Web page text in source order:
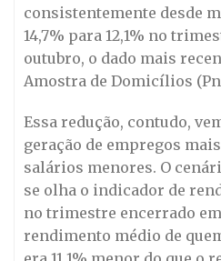
consistentemente desde
14,7% para 12,1% no
outubro, o dado mais
Amostra de Domicílios
Essa redução, contudo,
geração de empregos
salários menores. O
se olha o indicador de
no trimestre encerrado
rendimento médio de